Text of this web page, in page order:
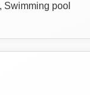
Swimming pool